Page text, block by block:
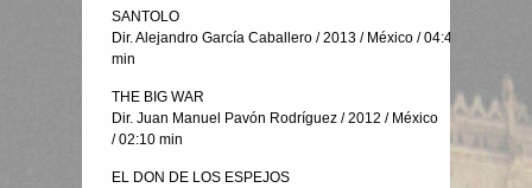
SANTOLO
Dir. Alejandro García Caballero / 2013 / México / 04:45
min
THE BIG WAR
Dir. Juan Manuel Pavón Rodríguez / 2012 / México
/ 02:10 min
EL DON DE LOS ESPEJOS